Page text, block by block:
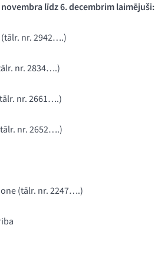
novembra līdz 6. decembrim laimējuši:
(tālr. nr. 2942….)
nr. 2834….)
tālr. nr. 2661….)
nr. 2652….)
(tālr. nr. 2247….)